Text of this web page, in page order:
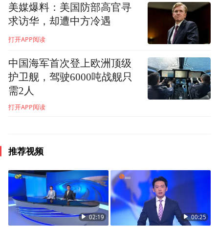
听到“国内无法生产”的回应，他都深感遗
憾。彼时，中国飞行员的模拟训练只能依赖
国外设备，不仅成本高昂，训练安排还受限
于外方，严重制约了国内航空业的自主发
展。
美媒爆料：美国防部高官寻
求访华，却遭中方冷遇
打开APP阅读
中国海军首次登上欧洲顶级
护卫舰，驾驶6000吨战舰只
需2人
打开APP阅读
推荐视频
02:19 00:25